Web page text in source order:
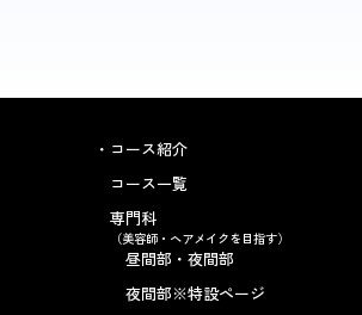
コース紹介
コース一覧
専門科
（美容師・ヘアメイクを目指す）
昼間部・夜間部
夜間部※特設ページ